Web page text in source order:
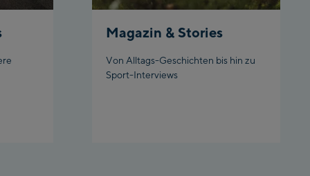
Magazin & Stories
Von Alltags-Geschichten bis hin zu
Sport-Interviews